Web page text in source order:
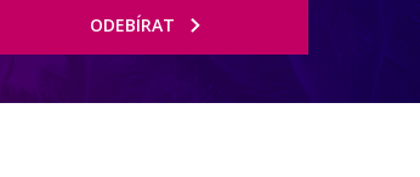
ODEBÍRAT